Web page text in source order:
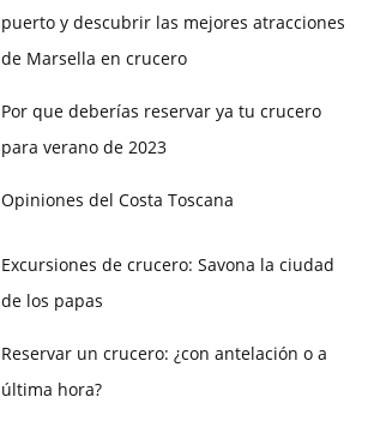
puerto y descubrir las mejores atracciones
de Marsella en crucero
Por que deberías reservar ya tu crucero
para verano de 2023
Opiniones del Costa Toscana
Excursiones de crucero: Savona la ciudad
de los papas
Reservar un crucero: ¿con antelación o a
última hora?